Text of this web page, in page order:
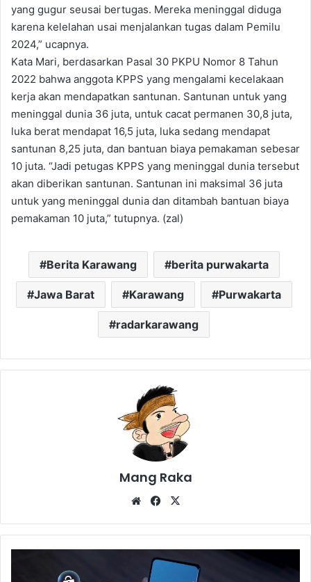
yang gugur seusai bertugas. Mereka meninggal diduga
karena kelelahan usai menjalankan tugas dalam Pemilu
2024,” ucapnya.
Kata Mari, berdasarkan Pasal 30 PKPU Nomor 8 Tahun
2022 bahwa anggota KPPS yang mengalami kecelakaan
kerja akan mendapatkan santunan. Santunan untuk yang
meninggal dunia 36 juta, untuk cacat permanen 30,8 juta,
luka berat mendapat 16,5 juta, luka sedang mendapat
santunan 8,25 juta, dan bantuan biaya pemakaman sebesar
10 juta. “Jadi petugas KPPS yang meninggal dunia tersebut
akan diberikan santunan. Santunan ini maksimal 36 juta
untuk yang meninggal dunia dan ditambah bantuan biaya
pemakaman 10 juta,” tutupnya. (zal)
Berita Karawang berita purwakarta
Jawa Barat Karawang Purwakarta
radarkarawang
Mang Raka
WebsiteFacebook